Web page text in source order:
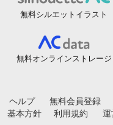
無料シルエットイラスト
無料オンラインストレージ
ヘルプ 無料会員登録
基本方針
利用規約